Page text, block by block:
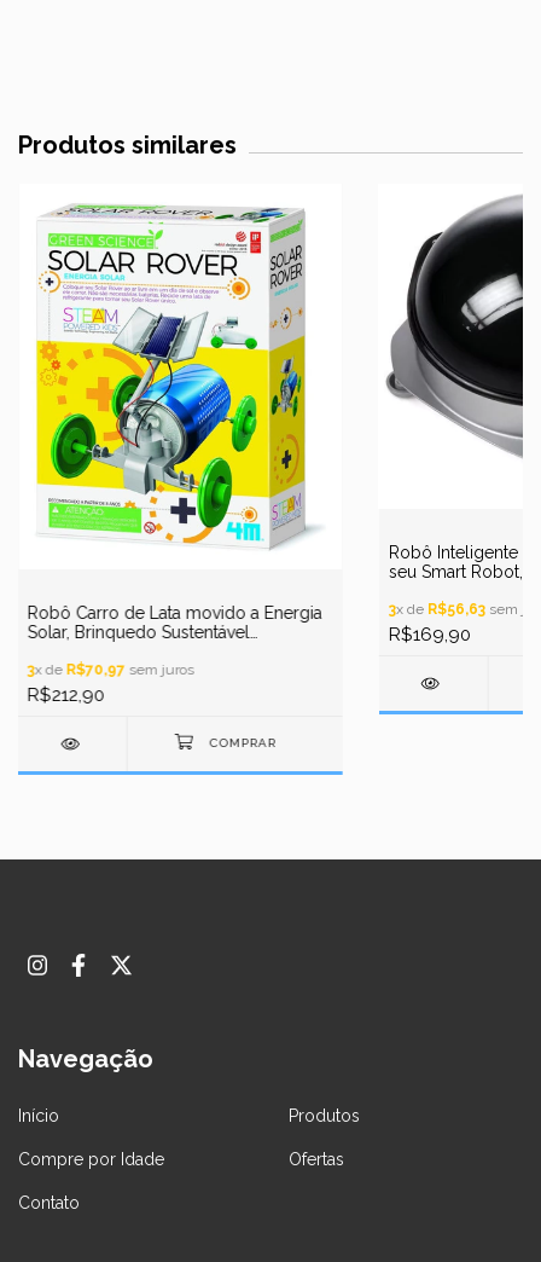
Produtos similares
Robô Carro de Lata movido a Energia
Solar, Brinquedo Sustentável
3x de R$70,97sem juros
R$212,90
Robô Inteligente
seu Smart Robot,
3x de R$56,63sem
R$169,90
Navegação
Início Produtos
Compre por Idade Ofertas
Contato